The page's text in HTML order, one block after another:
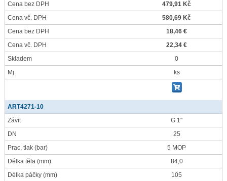
Cena bez DPH
479,91 Kč
Cena vč. DPH
580,69 Kč
Cena bez DPH
18,46 €
Cena vč. DPH
22,34 €
Skladem
0
Mj
ks
ART4271-10
Závit
G 1"
DN
25
Prac. tlak (bar)
5 MOP
Délka těla (mm)
84,0
Délka páčky (mm)
105